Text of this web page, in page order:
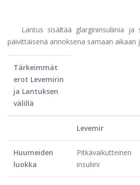
Lantus sisältää glargininsuliinia ja
päivittäisenä annoksena samaan aikaan
Tärkeimmät
erot Levemirin
ja Lantuksen
välillä
Levemir
Huumeiden
luokka
Pitkävaikutteinen
insuliini